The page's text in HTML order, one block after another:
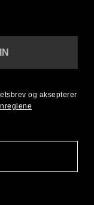
og aksepterer